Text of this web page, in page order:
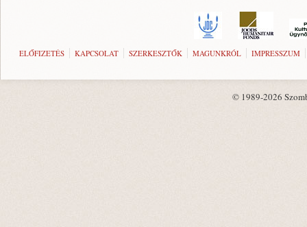
ELŐFIZETÉS KAPCSOLAT SZERKESZTŐK MAGUNKRÓL IMPRESSZUM
© 1989-2026